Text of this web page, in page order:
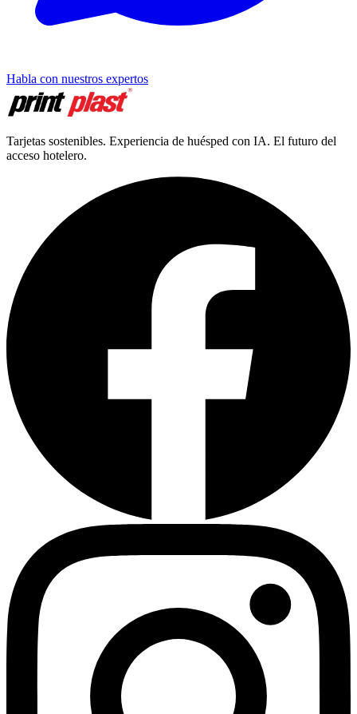
Habla con nuestros expertos
Tarjetas sostenibles. Experiencia de huésped con IA. El futuro del
acceso hotelero.